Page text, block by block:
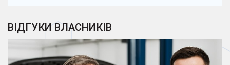
ВІДГУКИ ВЛАСНИКІВ